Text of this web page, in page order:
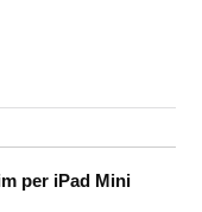
per iPad Mini